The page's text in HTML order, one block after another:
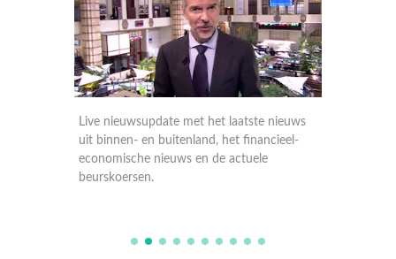
Live nieuwsupdate met het laatste nieuws
uit binnen- en buitenland, het financieel-
economische nieuws en de actuele
beurskoersen.